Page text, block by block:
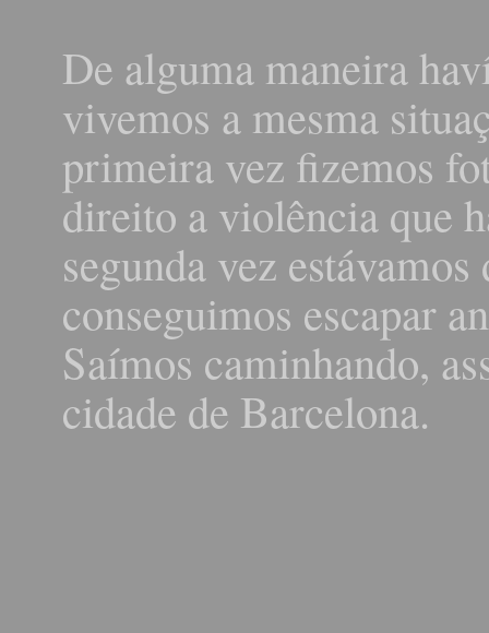
De alguma maneira
vivemos a mesma
primeira vez fizemos
direito a violência que
segunda vez
conseguimos escapar
Saímos caminhando,
cidade de Barcelona.